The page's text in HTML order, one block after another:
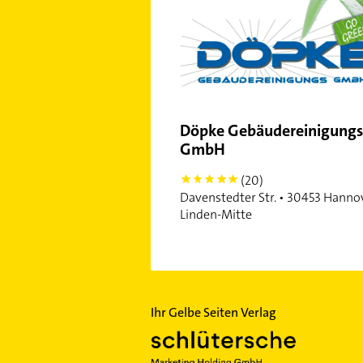
Döpke Gebäudereinigungs
GmbH
5
(20)
Davenstedter Str. • 30453
Linden-Mitte
Ihr Gelbe Seiten Verlag